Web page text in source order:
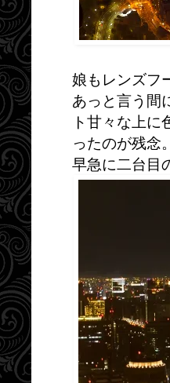
娘もレンズフ
あっと言う間
ト甘々な上
ったのが残念。
早急に二台目